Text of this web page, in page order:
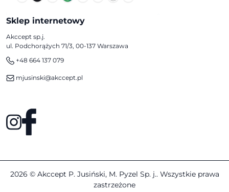
Sklep internetowy
Akccept sp.j.
ul. Podchorążych 71/3, 00-137 Warszawa
+48 664 137 079
mjusinski@akccept.pl
2026 © Akccept P. Jusiński, M. Pyzel Sp. j.. Wszystkie prawa
zastrzeżone